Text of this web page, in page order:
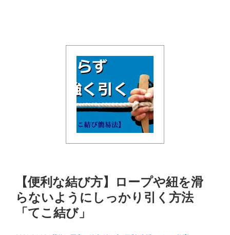
【便利な結び方】ロープや紐を滑
らないようにしっかり引く方法
「てこ結び」